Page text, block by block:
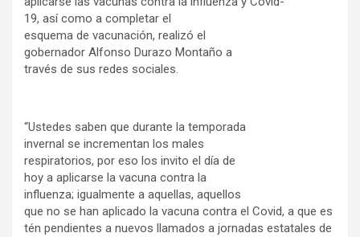
19, así como a completar el
esquema de vacunación, realizó el
gobernador Alfonso Durazo Montaño a
través de sus redes sociales.
“Ustedes saben que durante la temporada
invernal se incrementan los males
respiratorios, por eso los invito el día de
hoy a aplicarse la vacuna contra la
influenza; igualmente a aquellas, aquellos
que no se han aplicado la vacuna contra el Covid, a que es
tén pendientes a nuevos llamados a jornadas estatales de